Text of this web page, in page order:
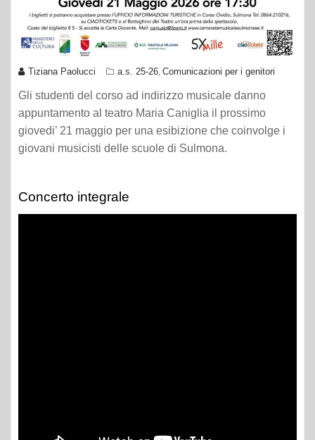
Tiziana Paolucci a.s. 25-26 Comunicazioni per i genitori
Gli studenti del corso ad indirizzo musicale danno
appuntamento al teatro Maria Caniglia il prossimo
giovedi’ 21 maggio per una esibizione che coinvolge i
giovani musicisti delle scuole di Sulmona.
Concerto integrale